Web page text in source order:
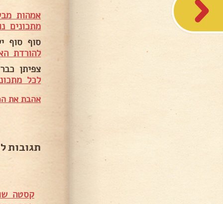
אמהות
מתכונים
סוף סוף
להורדת
צפיתן
לכל
אהבת את
תגובות
קסטה